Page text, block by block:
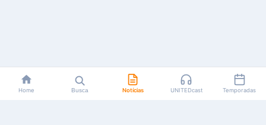
Home Busca Notícias UNITEDcast Temporadas